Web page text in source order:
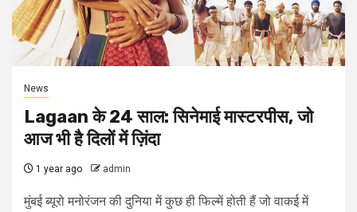
News
Lagaan के 24 साल: सिनेमाई मास्टरपीस, जो
आज भी है दिलों में ज़िंदा
1 year ago admin
मुंबई ब्यूरो मनोरंजन की दुनिया में कुछ ही फिल्में होती हैं जो वाकई में